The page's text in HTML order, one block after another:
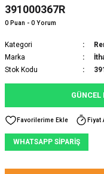
391000367R
0 Puan - 0 Yorum
Kategori
Marka
Stok Kodu
GÜNCEL
Fiyat
WHATSAPP SİPARİŞ